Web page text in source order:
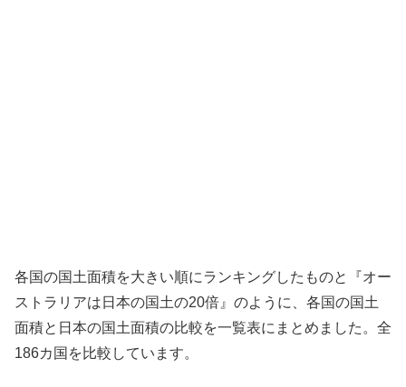
各国の国土面積を大きい順にランキングしたものと『オー
ストラリアは日本の国土の20倍』のように、各国の国土
面積と日本の国土面積の比較を一覧表にまとめました。全
186カ国を比較しています。